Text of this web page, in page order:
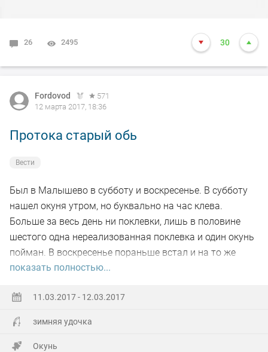
26 2495 30
Fordovod
571
12 марта 2017, 18:36
Протока старый обь
Вести
Был в Малышево в субботу и воскресенье. В субботу
нашел окуня утром, но буквально на час клева.
Больше за весь день ни поклевки, лишь в половине
шестого одна нереализованная поклевка и один окунь
пойман. В воскресенье пораньше встал и на то же
место. с 6 -30 до 12 часов кивок даже не шелохнулся,
домой.
показать полностью...
11.03.2017 - 12.03.2017
зимняя удочка
Окунь